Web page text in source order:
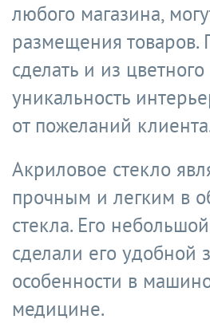
любого магазина,
размещения
сделать и из
уникальность
от пожеланий
Акриловое стекло
прочным и легким в
стекла. Его
сделали его удобной
особенности в
медицине.